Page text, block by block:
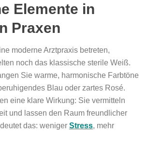
Elemente in
Praxen
moderne Arztpraxis betreten,
noch das klassische sterile Weiß.
Sie warme, harmonische Farbtöne
Blau oder zartes Rosé.
eine klare Wirkung: Sie vermitteln
und lassen den Raum freundlicher
das: weniger Stress, mehr